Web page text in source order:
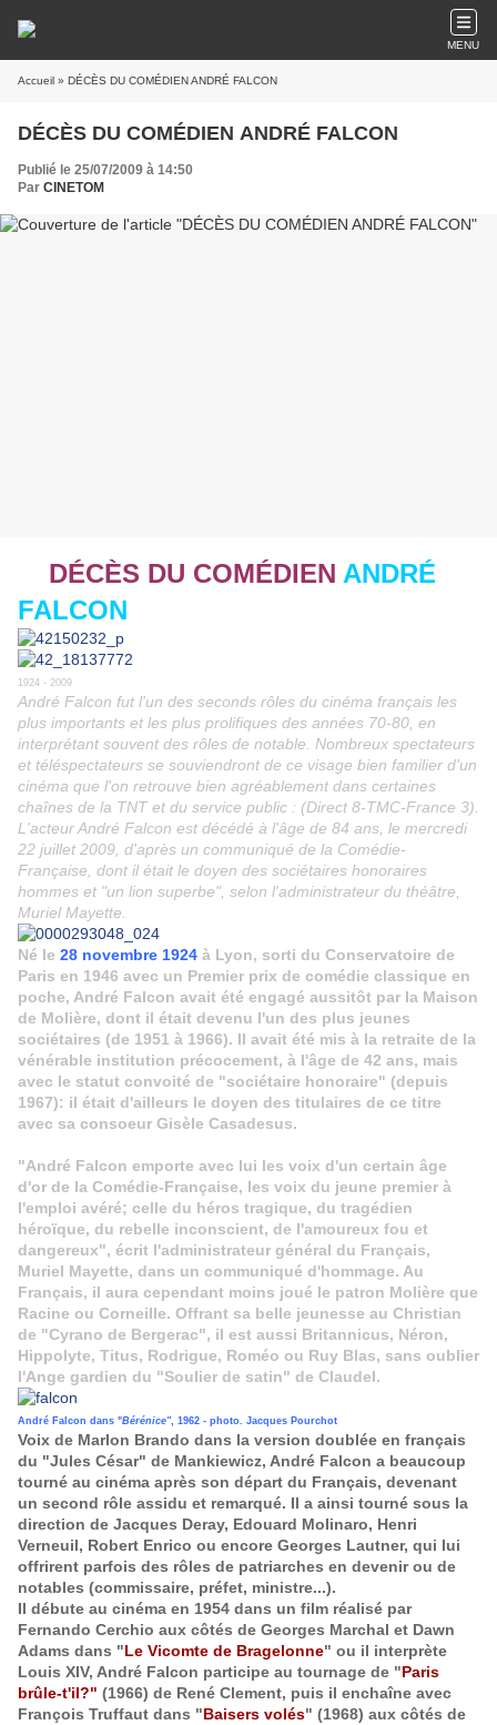
MENU
Accueil » DÉCÈS DU COMÉDIEN ANDRÉ FALCON
DÉCÈS DU COMÉDIEN ANDRÉ FALCON
Publié le 25/07/2009 à 14:50
Par CINETOM
DÉCÈS DU COMÉDIEN ANDRÉ
FALCON
1924 - 2009
André Falcon fut l'un des seconds rôles du cinéma français les
plus importants et les plus prolifiques des années 70-80, en
interprétant souvent des rôles de notable. Nombreux spectateurs
et téléspectateurs se souviendront de ce visage bien familier d'un
cinéma que l'on retrouve bien agréablement dans certaines
chaînes de la TNT et du service public : (Direct 8-TMC-France 3).
L'acteur André Falcon est décédé à l'âge de 84 ans, le mercredi
22 juillet 2009 , d'après un communiqué de la Comédie-
Française, dont il était le doyen des sociétaires honoraires
hommes et "un lion superbe", selon l'administrateur du théâtre,
Muriel Mayette.
Né le 28 novembre 1924 à Lyon, sorti du Conservatoire de
Paris en 1946 avec un Premier prix de comédie classique en
poche, André Falcon avait été engagé aussitôt par la Maison
de Molière, dont il était devenu l'un des plus jeunes
sociétaires (de 1951 à 1966). Il avait été mis à la retraite de la
vénérable institution précocement, à l'âge de 42 ans, mais
avec le statut convoité de "sociétaire honoraire" (depuis
1967): il était d'ailleurs le doyen des titulaires de ce titre
avec sa consoeur Gisèle Casadesus.
"André Falcon emporte avec lui les voix d'un certain âge
d'or de la Comédie-Française, les voix du jeune premier à
l'emploi avéré; celle du héros tragique, du tragédien
héroïque, du rebelle inconscient, de l'amoureux fou et
dangereux", écrit l'administrateur général du Français,
Muriel Mayette, dans un communiqué d'hommage. Au
Français, il aura cependant moins joué le patron Molière que
Racine ou Corneille. Offrant sa belle jeunesse au Christian
de "Cyrano de Bergerac", il est aussi Britannicus, Néron,
Hippolyte, Titus, Rodrigue, Roméo ou Ruy Blas, sans oublier
l'Ange gardien du "Soulier de satin" de Claudel.
André Falcon dans "Bérénice", 1962 - photo. Jacques Pourchot
Voix de Marlon Brando dans la version doublée en français
du "Jules César" de Mankiewicz, André Falcon a beaucoup
tourné au cinéma après son départ du Français, devenant
un second rôle assidu et remarqué. Il a ainsi tourné sous la
direction de Jacques Deray, Edouard Molinaro, Henri
Verneuil, Robert Enrico ou encore Georges Lautner, qui lui
offrirent parfois des rôles de patriarches en devenir ou de
notables (commissaire, préfet, ministre...).
Il débute au cinéma en 1954 dans un film réalisé par
Fernando Cerchio aux côtés de Georges Marchal et Dawn
Adams dans "Le Vicomte de Bragelonne" ou il interprète
Louis XIV, André Falcon participe au tournage de "Paris
brûle-t'il?" (1966) de René Clement, puis il enchaîne avec
François Truffaut dans "Baisers volés" (1968) aux côtés de